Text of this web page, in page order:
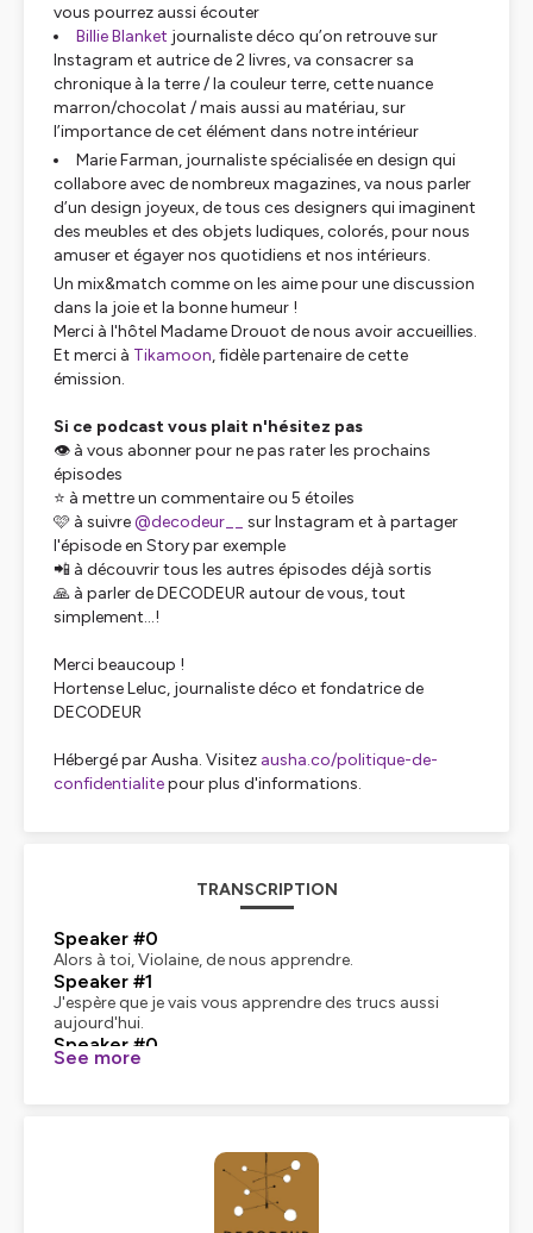
vous pourrez aussi écouter
Billie Blanket journaliste déco qu’on retrouve sur
Instagram et autrice de 2 livres, va consacrer sa
chronique à la terre / la couleur terre, cette nuance
marron/chocolat / mais aussi au matériau, sur
l’importance de cet élément dans notre intérieur
Marie Farman, journaliste spécialisée en design qui
collabore avec de nombreux magazines, va nous parler
d’un design joyeux, de tous ces designers qui imaginent
des meubles et des objets ludiques, colorés, pour nous
amuser et égayer nos quotidiens et nos intérieurs.
Un mix&match comme on les aime pour une discussion
dans la joie et la bonne humeur !
Merci à l'hôtel Madame Drouot de nous avoir accueillies.
Et merci à Tikamoon, fidèle partenaire de cette
émission.
Si ce podcast vous plait n'hésitez pas
👁️ à vous abonner pour ne pas rater les prochains
épisodes
⭐ à mettre un commentaire ou 5 étoiles
🩷 à suivre@decodeur__
sur Instagram et à partager
l'épisode en Story par exemple
📲 à découvrir tous les autres épisodes déjà sortis
🙏 à parler de DECODEUR autour de vous, tout
simplement...!
Merci beaucoup !
Hortense Leluc, journaliste déco et fondatrice de
DECODEUR
Hébergé par Ausha. Visitez ausha.co/politique-de-
confidentialitepour plus d'informations.
TRANSCRIPTION
Speaker #0
Alors à toi, Violaine, de nous apprendre.
Speaker #1
J'espère que je vais vous apprendre des trucs aussi
aujourd'hui.
Speaker #0
Pas gâcher.
France. Donc, je reviens sur le sujet régulièrement. Et
tout ce que vous jetez, si ce n'est pas dans un compost,
c'est vraiment une chaîne énergivore, j'en ai déjà parlé
aussi. Donc, je me suis dit, bon, allez, on donne des
See more